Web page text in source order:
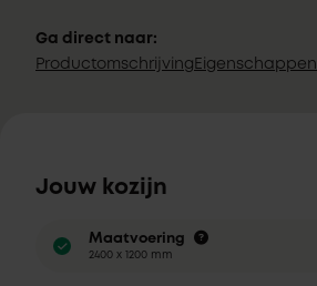
Ga direct naar:
Productomschrijving Eigenschappen
Jouw kozijn
Maatvoering
2400 x 1200 mm